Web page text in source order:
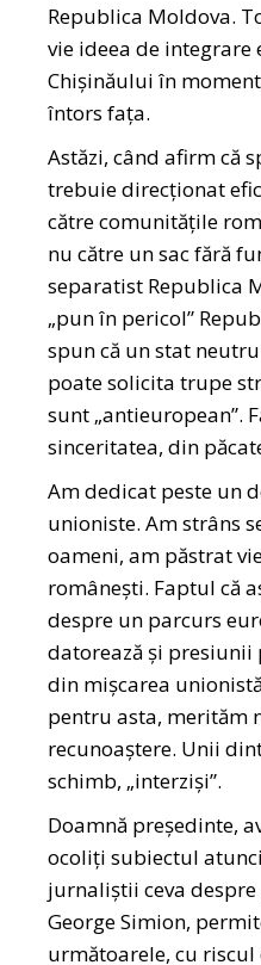
Republica Moldova.
vie ideea de integrare
Chișinăului în
întors fața.
Astăzi, când afirm că
trebuie direcționat
către comunitățile
nu către un sac fără
separatist Republica
„pun în pericol”
spun că un stat
poate solicita trupe
sunt „antieuropean”.
sinceritatea, din
Am dedicat peste un
unioniste. Am strâns
oameni, am păstrat
românești. Faptul că
despre un parcurs
datorează și presiunii
din mișcarea
pentru asta, merităm
recunoaștere. Unii
schimb, „interziși”.
Doamnă președinte,
ocoliți subiectul
jurnaliștii ceva despre
George Simion,
următoarele, cu